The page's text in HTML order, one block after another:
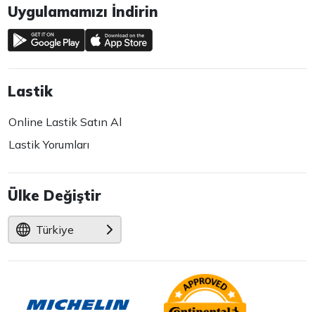
Uygulamamızı İndirin
Lastik
Online Lastik Satın Al
Lastik Yorumları
Ülke Değiştir
Türkiye